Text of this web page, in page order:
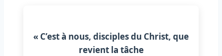
« C’est à nous, disciples du Christ, que
revient la tâche